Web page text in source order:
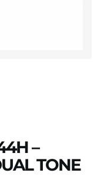
–
TONE